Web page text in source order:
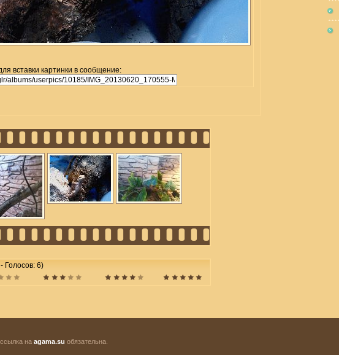
вставки картинки в сообщение:
Голосов: 6)
на agama.su обязательна.